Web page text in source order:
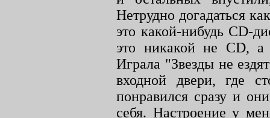
Нетрудно догадаться
это какой-нибудь CD-
это никакой не CD, а
Играла "Звезды не
входной двери, где
понравился сразу и
себя. Настроение у